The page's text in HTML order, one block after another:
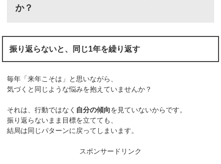
か？
振り返らないと、同じ1年を繰り返す
毎年「来年こそは」と思いながら、
気づくと同じような悩みを抱えていませんか？
それは、行動ではなく 自分の傾向を見ていないからです。
振り返らないまま目標を立てても、
結局は同じパターンに戻ってしまいます。
スポンサードリンク